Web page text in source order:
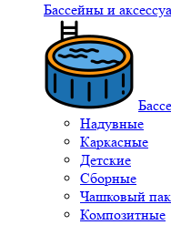
Бассейны и
Надувные
Каркасные
Детские
Сборные
Чашковый
Композитные